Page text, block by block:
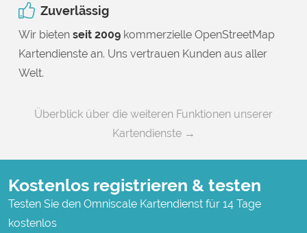
Zuverlässig
Wir bieten seit 2009 kommerzielle OpenStreetMap
Kartendienste an. Uns vertrauen Kunden aus aller
Welt.
Überblick über die weiteren Funktionen unserer
Kartendienste →
Kostenlos registrieren & testen
Testen Sie den Omniscale Kartendienst für 14 Tage
kostenlos